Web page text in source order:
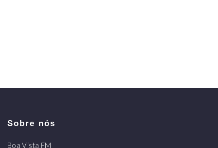
Sobre nós
Boa Vista FM